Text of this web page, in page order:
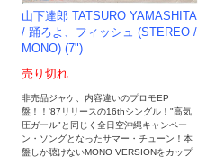
山下達郎 TATSURO YAMASHITA
/ 踊ろよ、フィッシュ (STEREO /
MONO) (7")
売り切れ
非売品ジャケ、内容違いのプロモEP
盤！！'87リリースの16thシングル！"高気
圧ガール"と同じく全日空沖縄キャンペー
ン・ソングとなったサマー・チューン！本
盤しか聴けないMONO VERSIONをカップ